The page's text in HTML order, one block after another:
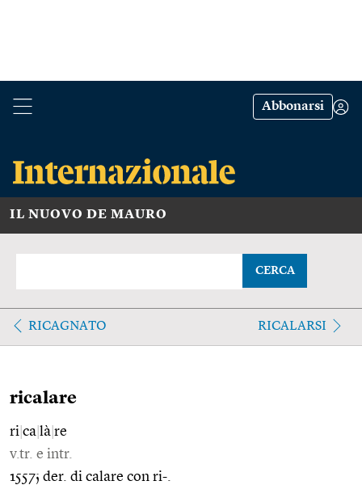
Abbonarsi
IL NUOVO DE MAURO
CERCA
RICAGNATO RICALARSI
ricalare
ri ca là re
v.tr. e intr.
1557; der. di calare con ri-.